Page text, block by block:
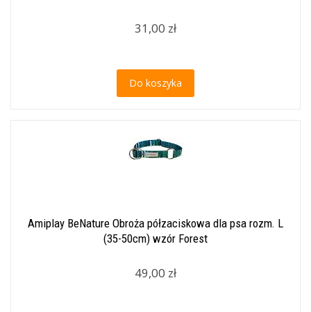
31,00 zł
Do koszyka
Amiplay BeNature Obroża półzaciskowa dla psa rozm. L
(35-50cm) wzór Forest
49,00 zł